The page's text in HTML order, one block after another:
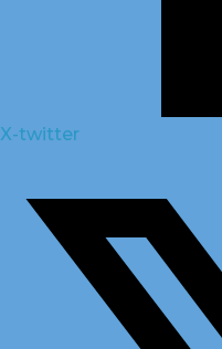
X-twitter